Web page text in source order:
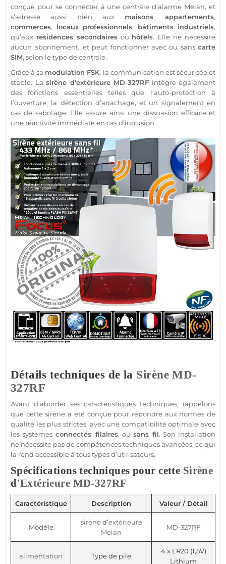
conçue pour se connecter à unecentrale d’alarme Meian, et
s’adresse aussi bien aux maisons, appartements,
commerces, locaux professionnels, bâtiments industriels,
qu’aux résidencessecondairesou hôtels. Elle ne nécessite
aucun abonnement, et peut fonctionner avec ou sans carte
SIM, selon le type decentrale.
Grâce à sa modulation FSK, la communication est sécurisée et
stable. La sirène d'extérieure MD-327RF intègre également
des fonctions essentielles telles que l’auto-protection à
l’ouverture, la détection d’arrachage, et un signalement en
cas de sabotage. Elle assure ainsi une dissuasion efficace et
une réactivité immédiate en cas d’intrusion.
Détails techniques de la Sirène MD-
327RF
Avant d’aborder ses caractéristiques techniques, rappelons
que cettesirène a été conçue pour répondre aux normes de
qualité les plus strictes, avec une compatibilité optimale avec
les systèmes connectés, filaires, ousans fil. Son installation
ne nécessite pas de compétences techniques avancées, ce qui
la rend accessible à tous types d’utilisateurs.
Spécifications techniques pour cette Sirène
d'Extérieure MD-327RF
Caractéristique Description Valeur / Détail
Modèle
sirèned’extérieure
Meian
MD-327RF
alimentation Type de pile
4 x LR20 (1,5V)
Lithium